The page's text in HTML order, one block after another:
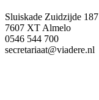
Sluiskade Zuidzijde 187
7607 XT Almelo
0546 544 700
secretariaat@viadere.nl